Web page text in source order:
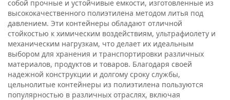
собой прочные и устойчивые емкости, изготовленные из
высококачественного полиэтилена методом литья под
давлением. Эти контейнеры обладают отличной
стойкостью к химическим воздействиям, ультрафиолету и
механическим нагрузкам, что делает их идеальным
выбором для хранения и транспортировки различных
материалов, продуктов и товаров. Благодаря своей
надежной конструкции и долгому сроку службы,
цельнолитые контейнеры из полиэтилена пользуются
популярностью в различных отраслях, включая